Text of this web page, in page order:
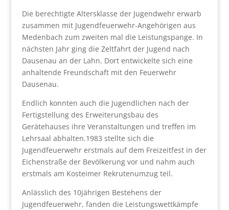
Die berechtigte Altersklasse der Jugendwehr erwarb
zusammen mit Jugendfeuerwehr-Angehörigen aus
Medenbach zum zweiten mal die Leistungspange. In
nächsten Jahr ging die Zeltfahrt der Jugend nach
Dausenau an der Lahn. Dort entwickelte sich eine
anhaltende Freundschaft mit den Feuerwehr
Dausenau.
Endlich konnten auch die Jugendlichen nach der
Fertigstellung des Erweiterungsbau des
Gerätehauses ihre Veranstaltungen und treffen im
Lehrsaal abhalten.1983 stellte sich die
Jugendfeuerwehr erstmals auf dem Freizeitfest in der
Eichenstraße der Bevölkerung vor und nahm auch
erstmals am Kosteimer Rekrutenumzug teil.
Anlässlich des 10jährigen Bestehens der
Jugendfeuerwehr, fanden die Leistungswettkämpfe